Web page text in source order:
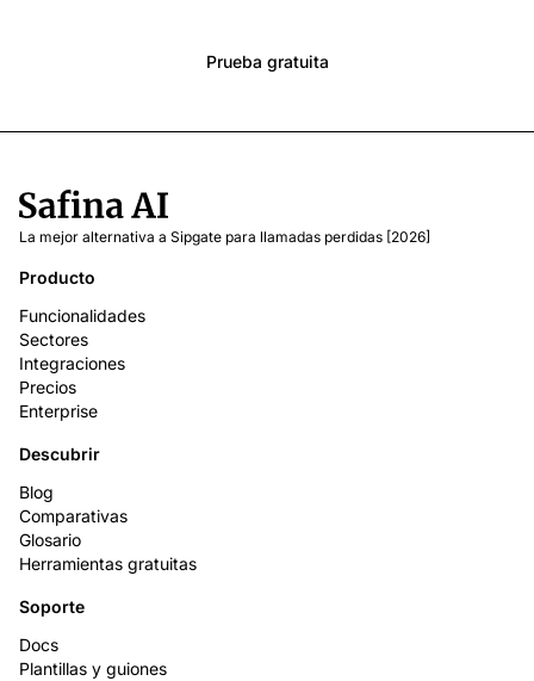
Prueba gratuita
La mejor alternativa a Sipgate para llamadas perdidas [2026]
Producto
Funcionalidades
Sectores
Integraciones
Precios
Enterprise
Descubrir
Blog
Comparativas
Glosario
Herramientas gratuitas
Soporte
Docs
Plantillas y guiones